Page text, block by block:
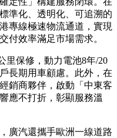
準化、透明化、可追溯的
專線極速物流通道，實現
付效率滿足市場需求。
里保修，動力電池8年/20
長期用車顧慮。此外，在
銷商夥伴，啟動「中東客
應不打折，彰顯服務溫
廣汽還攜手歐洲一線道路